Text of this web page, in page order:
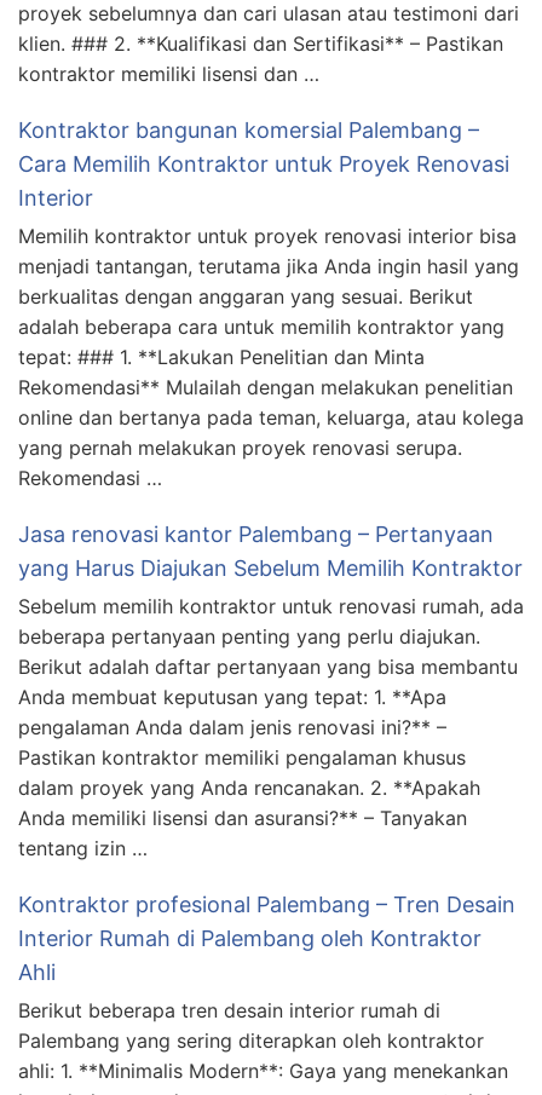
proyek sebelumnya dan cari ulasan atau testimoni dari
klien. ### 2. **Kualifikasi dan Sertifikasi** – Pastikan
kontraktor memiliki lisensi dan …
Kontraktor bangunan komersial Palembang –
Cara Memilih Kontraktor untuk Proyek Renovasi
Interior
Memilih kontraktor untuk proyek renovasi interior bisa
menjadi tantangan, terutama jika Anda ingin hasil yang
berkualitas dengan anggaran yang sesuai. Berikut
adalah beberapa cara untuk memilih kontraktor yang
tepat: ### 1. **Lakukan Penelitian dan Minta
Rekomendasi** Mulailah dengan melakukan penelitian
online dan bertanya pada teman, keluarga, atau kolega
yang pernah melakukan proyek renovasi serupa.
Rekomendasi …
Jasa renovasi kantor Palembang – Pertanyaan
yang Harus Diajukan Sebelum Memilih Kontraktor
Sebelum memilih kontraktor untuk renovasi rumah, ada
beberapa pertanyaan penting yang perlu diajukan.
Berikut adalah daftar pertanyaan yang bisa membantu
Anda membuat keputusan yang tepat: 1. **Apa
pengalaman Anda dalam jenis renovasi ini?** –
Pastikan kontraktor memiliki pengalaman khusus
dalam proyek yang Anda rencanakan. 2. **Apakah
Anda memiliki lisensi dan asuransi?** – Tanyakan
tentang izin …
Kontraktor profesional Palembang – Tren Desain
Interior Rumah di Palembang oleh Kontraktor
Ahli
Berikut beberapa tren desain interior rumah di
Palembang yang sering diterapkan oleh kontraktor
ahli: 1. **Minimalis Modern**: Gaya yang menekankan